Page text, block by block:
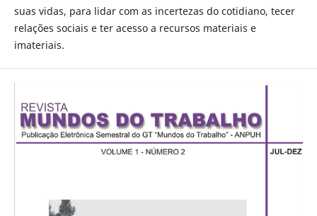
suas vidas, para lidar com as incertezas do cotidiano, tecer
relações sociais e ter acesso a recursos materiais e
imateriais.